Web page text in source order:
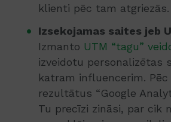
klienti pēc tam atgriezās.
Izsekojamas saites jeb
Izmanto UTM “tagu”
izveidotu personalizētas
katram influencerim.
rezultātus “Google
Tu precīzi zināsi, par cik